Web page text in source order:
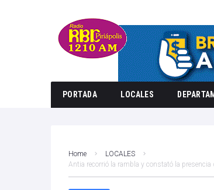
PORTADA LOCALES
Home
LOCALES
Antia recorrió la rambla y constató la presencia